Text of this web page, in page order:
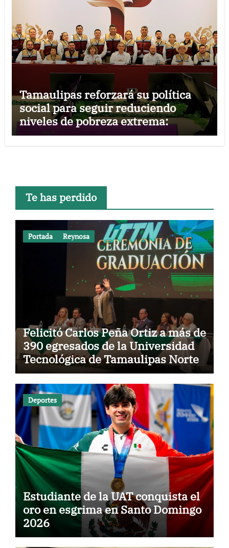
Tamaulipas reforzará su política
social para seguir reduciendo
niveles de pobreza extrema:
Américo
Te has perdido
Portada Reynosa
Felicitó Carlos Peña Ortiz a más de
390 egresados de la Universidad
Tecnológica de Tamaulipas Norte
Deportes
Estudiante de la UAT conquista el
oro en esgrima en Santo Domingo
2026